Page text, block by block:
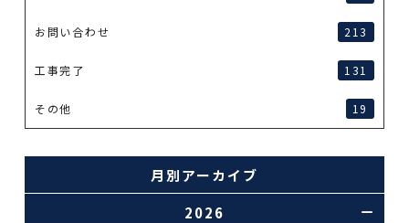
お問い合わせ 213
工事完了 131
その他 19
月別アーカイブ
2026